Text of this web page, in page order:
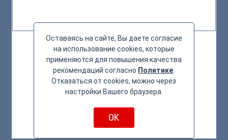
Оставаясь на сайте, Вы даете согласие
на использование cookies, которые
применяются для повышения качества
рекомендаций согласно Политике
Отказаться от cookies, можно через
настройки Вашего браузера.
OK